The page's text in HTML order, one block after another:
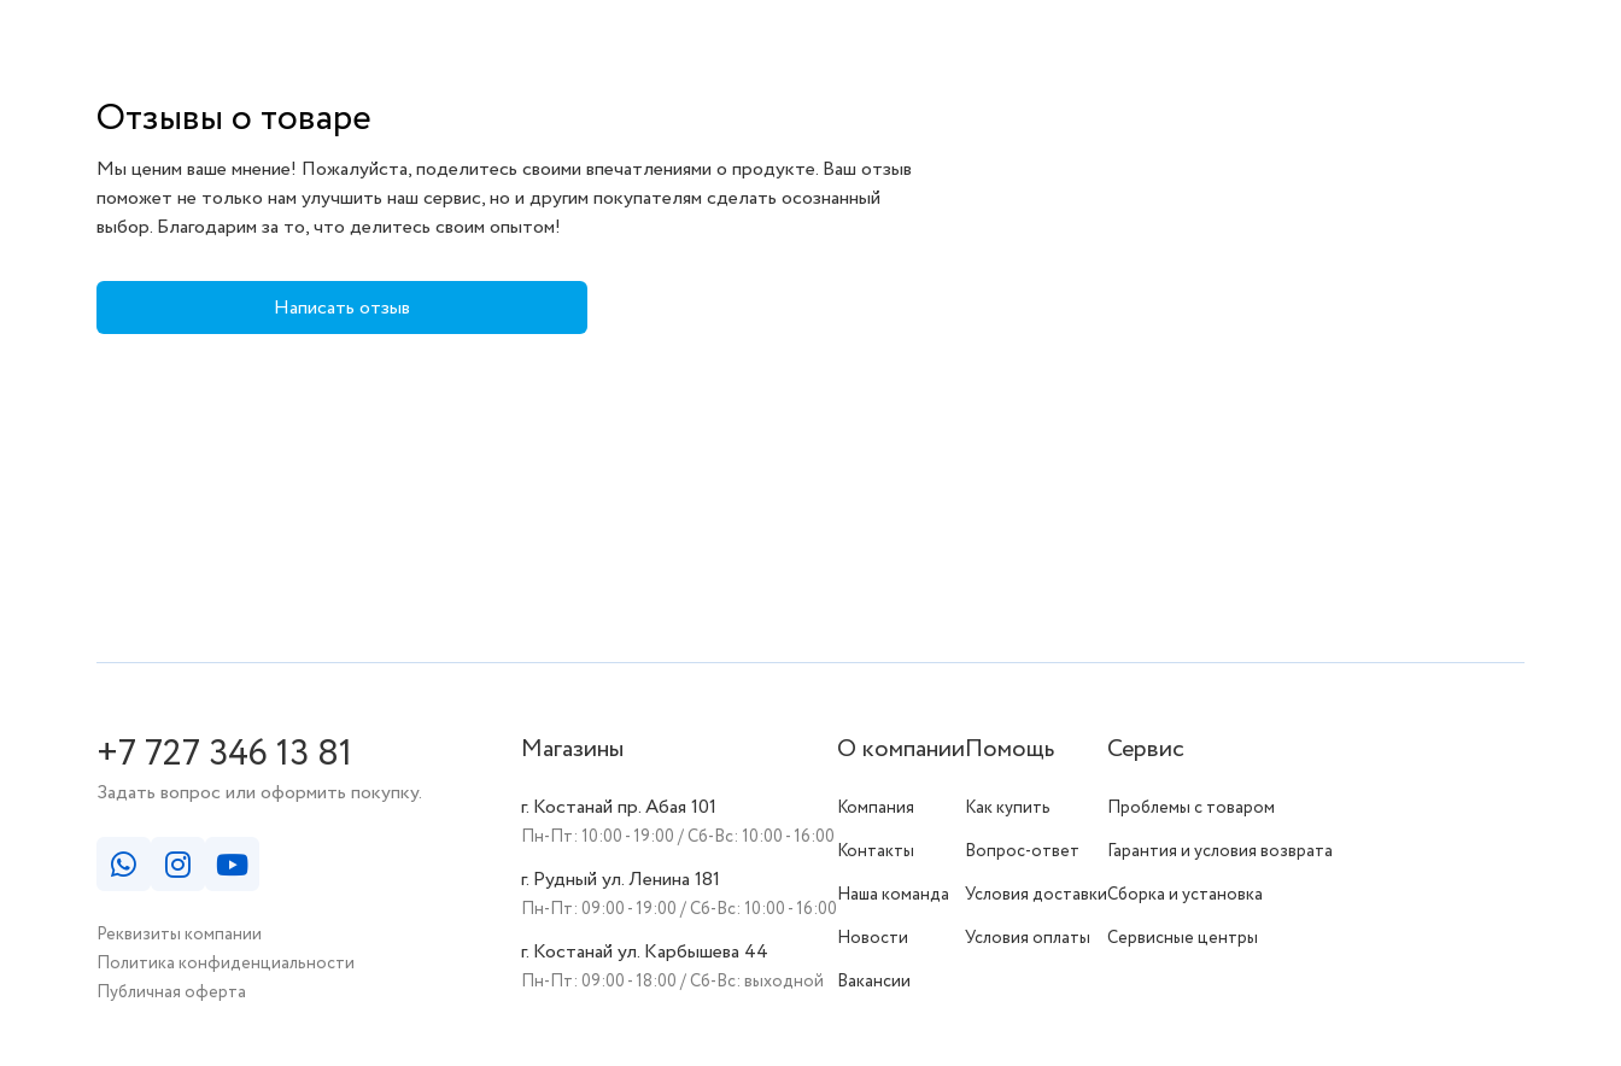
Отзывы о товаре
Мы ценим ваше мнение! Пожалуйста, поделитесь своими впечатлениями о продукте. Ваш отзыв
поможет не только нам улучшить наш сервис, но и другим покупателям сделать осознанный
выбор. Благодарим за то, что делитесь своим опытом!
Написать отзыв
+7 727 346 13 81
Задать вопрос или оформить покупку.
Реквизиты компании
Политика конфиденциальности
Публичная оферта
Магазины
г. Костанай пр. Абая 101
Пн-Пт: 10:00 - 19:00 / Сб-Вс: 10:00 - 16:00
г. Рудный ул. Ленина 181
Пн-Пт: 09:00 - 19:00 / Сб-Вс: 10:00 - 16:00
г. Костанай ул. Карбышева 44
Пн-Пт: 09:00 - 18:00 / Сб-Вс: выходной
О компании
Компания
Контакты
Наша команда
Новости
Вакансии
Помощь
Как купить
Вопрос-ответ
Условия доставки
Условия оплаты
Сервис
Проблемы с товаром
Гарантия и условия возврата
Сборка и установка
Сервисные центры